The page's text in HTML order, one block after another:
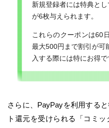
新規登録者には特典と
が6枚与えられます。
これらのクーポンは60
最大500円まで割引が可
入する際には特にお得で
さらに、PayPayを利用する
ト還元を受けられる「コミ